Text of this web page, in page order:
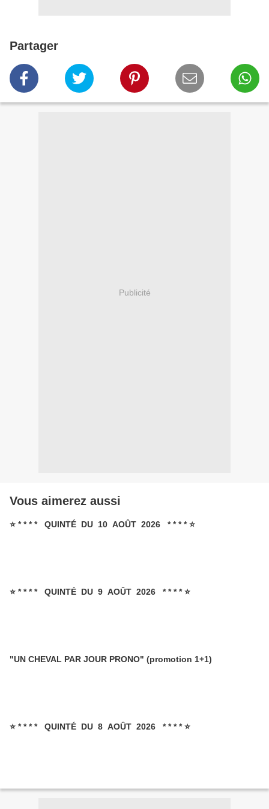
Partager
Publicité
Vous aimerez aussi
⭐ * * * * QUINTÉ DU 10 AOÛT 2026 * * * * ⭐
⭐ * * * * QUINTÉ DU 9 AOÛT 2026 * * * * ⭐
"UN CHEVAL PAR JOUR PRONO" (promotion 1+1)
⭐ * * * * QUINTÉ DU 8 AOÛT 2026 * * * * ⭐